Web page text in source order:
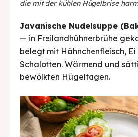
die mit der kühlen Hügelbrise
Javanische Nudelsuppe
— in Freilandhühnerbrühe
belegt mit Hähnchenfleisch, Ei
Schalotten. Wärmend und
bewölkten Hügeltagen.